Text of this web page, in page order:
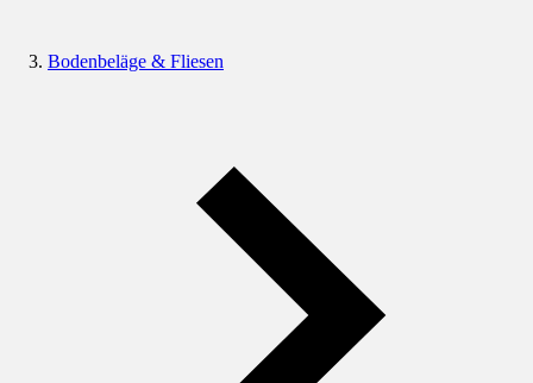
Bodenbeläge & Fliesen